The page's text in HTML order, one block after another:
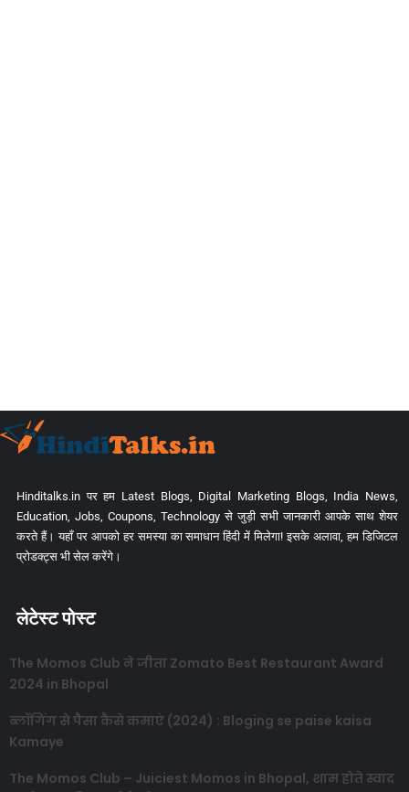
Hinditalks.in पर हम Latest Blogs, Digital Marketing Blogs, India News,
Education, Jobs, Coupons, Technology से जुड़ी सभी जानकारी आपके साथ शेयर
करते हैं। यहाँ पर आपको हर समस्या का समाधान हिंदी में मिलेगा! इसके अलावा, हम डिजिटल
प्रोडक्ट्स भी सेल करेंगे।
लेटेस्ट पोस्ट
The Momos Club ने जीता Zomato Best Restaurant Award
2024 in Bhopal
ब्लॉगिंग से पैसा कैसे कमाएं (2024) : Bloging se paise kaisa
Kamaye
The Momos Club – Juiciest Momos in Bhopal, शाम होते स्वाद